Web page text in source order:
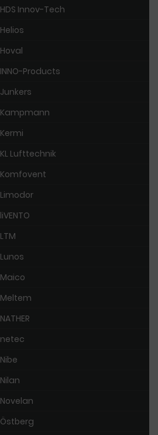
HDS Innov-Tech
Helios
Hoval
INNO-Products
Junkers
Kampmann
Kermi
KL Lufttechnik
Komfovent
Limodor
liVENTO
LTM
Lunos
Maico
Meltem
NATHER
netec
Nibe
Nilan
Novelan
Östberg